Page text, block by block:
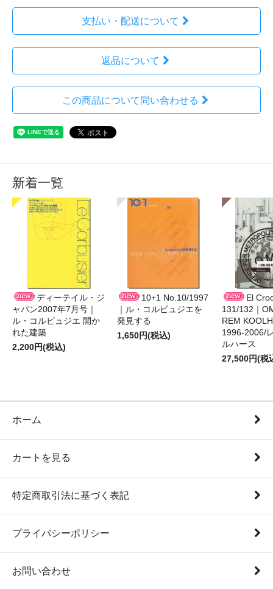
支払い・配送について
返品について
この商品について問い合わせる
新着一覧
ディーテイル・ジ
ャパン2007年7月号｜
ル・コルビュジエ 開か
れた建築
2,200円(税込)
10+1 No.10/1997
｜ル・コルビュジエを
発見する
1,650円(税込)
El
131/132｜
REM
1996-2006/
ルハース
27,500円(税
ホーム
カートを見る
特定商取引法に基づく表記
プライバシーポリシー
お問い合わせ